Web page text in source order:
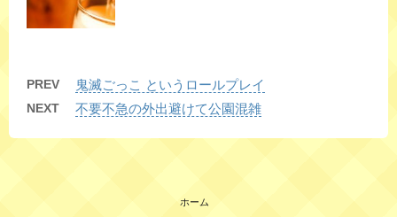
PREV 鬼滅ごっこ というロールプレイ
NEXT 不要不急の外出避けて公園混雑
ホーム